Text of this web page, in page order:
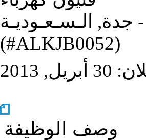
- جدة, الـسـعـوديـة
(‎#ALKJB0052)
2013
وصف الوظيفة